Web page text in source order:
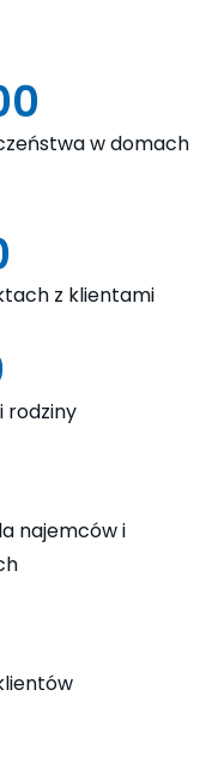
w domach
z klientami
rodziny
najemców i